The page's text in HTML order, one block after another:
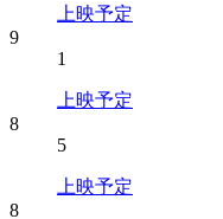
上映予定
9
1
上映予定
8
5
上映予定
8